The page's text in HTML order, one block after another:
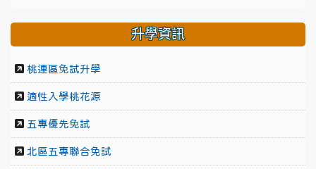
升學資訊
桃連區免試升學
適性入學桃花源
五專優先免試
北區五專聯合免試